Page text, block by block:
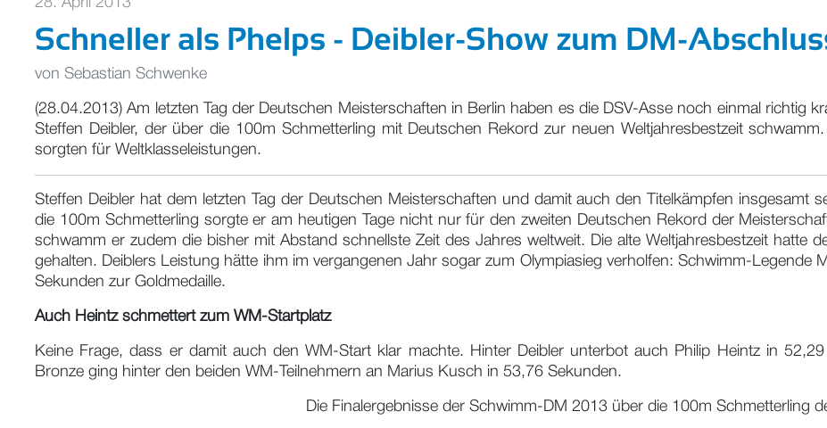
Schneller als Phelps - Deibler-Show zum DM-
von Sebastian Schwenke
(28.04.2013) Am letzten Tag der Deutschen Meisterschaften in Berlin haben es die DSV-Asse noch einmal richtig
Steffen Deibler, der über die 100m Schmetterling mit Deutschen Rekord zur neuen Weltjahresbestzeit
sorgten für Weltklasseleistungen.
Steffen Deibler hat dem letzten Tag der Deutschen Meisterschaften und damit auch den Titelkämpfen insgesamt
die 100m Schmetterling sorgte er am heutigen Tage nicht nur für den zweiten Deutschen Rekord der
schwamm er zudem die bisher mit Abstand schnellste Zeit des Jahres weltweit. Die alte Weltjahresbestzeit hatte
gehalten. Deiblers Leistung hätte ihm im vergangenen Jahr sogar zum Olympiasieg verholfen: Schwimm-Legende
Sekunden zur Goldmedaille.
Auch Heintz schmettert zum WM-Startplatz
Keine Frage, dass er damit auch den WM-Start klar machte. Hinter Deibler unterbot auch Philip Heintz in
Bronze ging hinter den beiden WM-Teilnehmern an Marius Kusch in 53,76 Sekunden.
Die Finalergebnisse der Schwimm-DM 2013 über die 100m Schmetterling